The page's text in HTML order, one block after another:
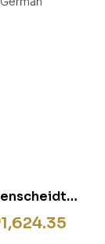
Dictionary
German
1,624.35